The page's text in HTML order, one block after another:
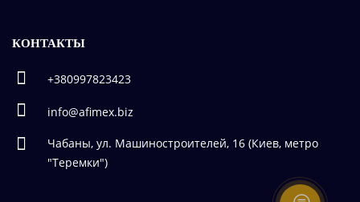
КОНТАКТЫ
+380997823423
info@afimex.biz
Чабаны, ул. Машиностроителей, 16 (Киев, метро
"Теремки")